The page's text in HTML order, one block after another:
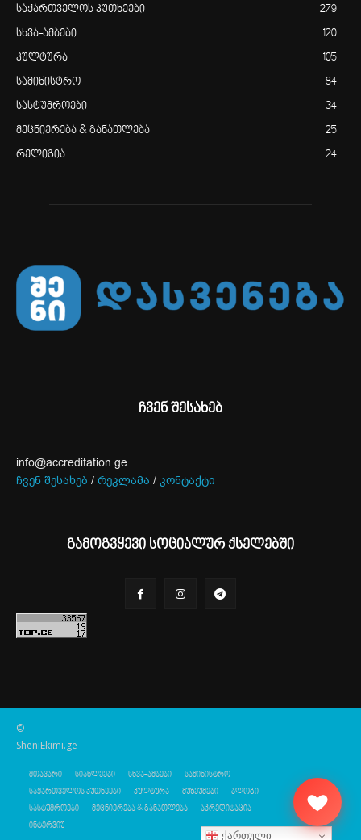
საქართველოს კუთხეები 279
სხვა-ამბები 120
კულტურა 105
სამინისტრო 84
სასტუმროები 34
მეცნიერება & განათლება 25
რელიგია 24
ჩვენ შესახებ
info@accreditation.ge
ჩვენ შესახებ / რეკლამა / კონტაქტი
გამოგვყევი სოციალურ ქსელებში
©
SheniEkimi.ge
მთავარი სიახლეები სხვა-ამბები სამინისტრო
საქართველოს კუთხეები კულტურა მუზეუმები ბლოგი
სასტუმროები მეცნიერება & განათლება აკრედიტაცია
ინტერვიუ
ქართული